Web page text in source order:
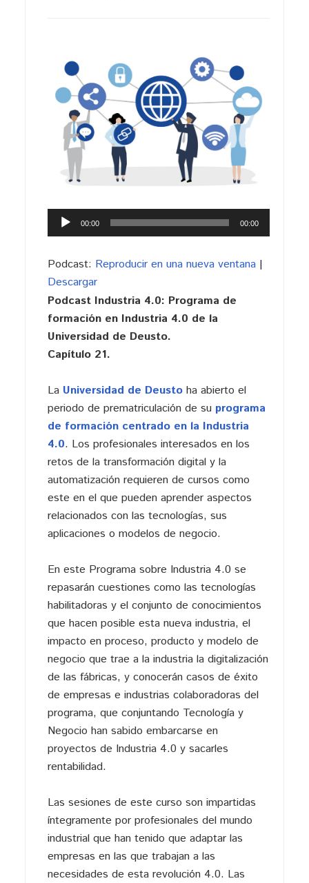
Reproductor
de
00:00 00:00
Podcast: Reproducir en una nueva ventana|
Descargar
Podcast Industria 4.0: Programa de
formación en Industria 4.0 de la
Universidad de Deusto.
Capítulo 21.
La Universidad de Deustoha abierto el
periodo de prematriculación de su programa
de formación centrado en la Industria
4.0. Los profesionales interesados en los
retos de la transformación digital y la
automatización requieren de cursos como
este en el que pueden aprender aspectos
relacionados con las tecnologías, sus
aplicaciones o modelos de negocio.
En este Programa sobre Industria 4.0 se
repasarán cuestiones como las tecnologías
habilitadoras y el conjunto de conocimientos
que hacen posible esta nueva industria, el
impacto en proceso, producto y modelo de
negocio que trae a la industria la digitalización
de las fábricas, y conocerán casos de éxito
de empresas e industrias colaboradoras del
programa, que conjuntando Tecnología y
Negocio han sabido embarcarse en
proyectos de Industria 4.0 y sacarles
rentabilidad.
Las sesiones de este curso son impartidas
íntegramente por profesionales del mundo
industrial que han tenido que adaptar las
empresas en las que trabajan a las
necesidades de esta revolución 4.0. Las